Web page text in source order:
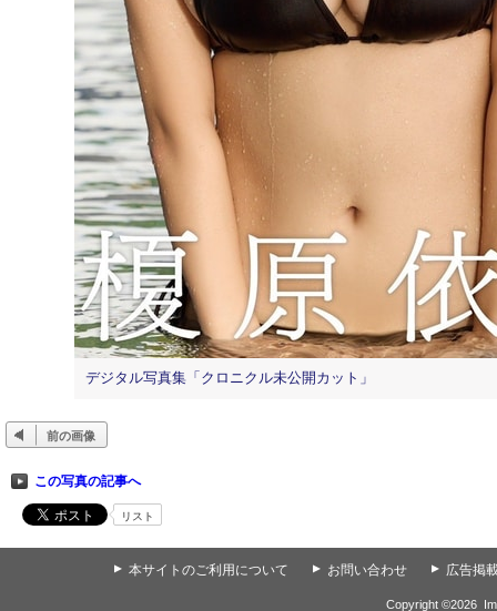
デジタル写真集「クロニクル未公開カット」
前の画像
この写真の記事へ
リスト
▲ 本サイトのご利用について ▲ お問い合わせ ▲ 広告掲
Copyright ©2026